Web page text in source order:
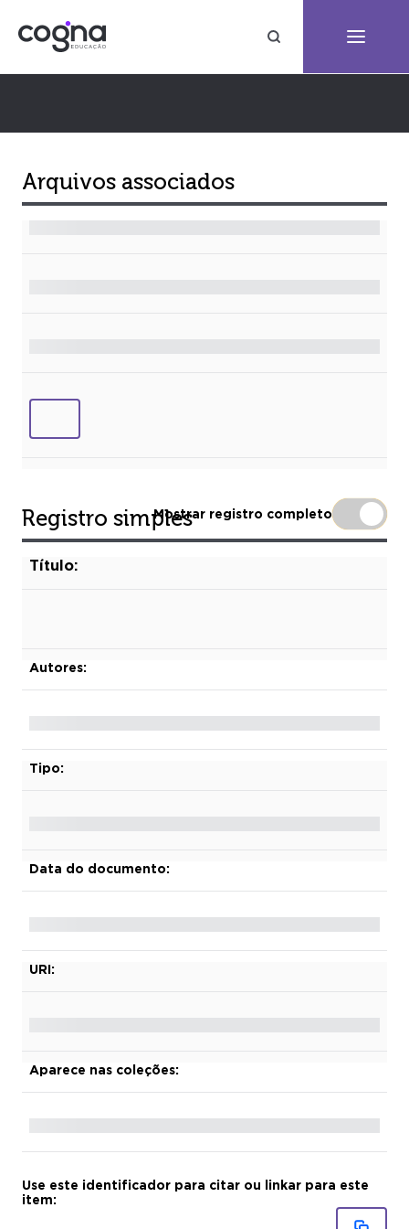
Arquivos associados
Registro simplesMostrar registro completo
Título:
Autores:
Tipo:
Data do documento:
URI:
Aparece nas coleções:
Use este identificador para citar ou linkar para este
item: